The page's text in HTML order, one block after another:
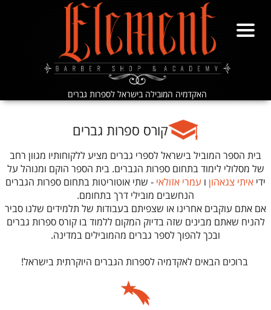
האקדמיה המובילה בישראל לספרות גברים
​​​​​​​קורס ספרות גברים
בית הספר המוביל בישראל לספרי גברים מציע ללקוחותיו מגוון רחב
של מסלולי לימוד בתחום ספרות הגברים. בית הספר הוקם ומנוהל על
ידי איתי צגאהון ו עמרי אזולאי - שתי אוטוריטות בתחום ספרות הגברים
הנחשבים מובילי דרך בתחומם.
אם אתם עוקבים אחרינו או שצפיתם בעבודות של תלמידים שלנו סביר
להניח שאתם מבינים שזה בדיוק המקום ללמוד בו קורס ספרות גברים
ובכך להפוך לספר גברים מהמובילים במדינה.
​​​​​​​ ברוכים הבאים לאקדמיה לספרות הגברים היוקרתית בישראל!